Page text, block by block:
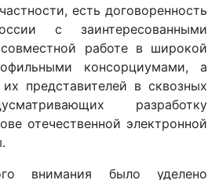
есть договоренность
с заинтересованными
работе в широкой
консорциумами, а
представителей в сквозных
разработку
отечественной электронной
внимания было уделено